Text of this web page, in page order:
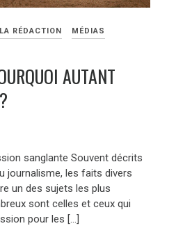
RÉDACTION
MÉDIAS
AUTANT
sanglante Souvent décrits
journalisme, les faits divers
un des sujets les plus
sont celles et ceux qui
pour les […]